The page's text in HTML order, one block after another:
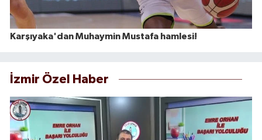
Karşıyaka'dan Muhaymin Mustafa hamlesi!
İzmir Özel Haber